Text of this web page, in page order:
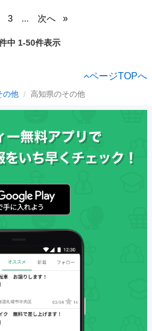
3 ... 次へ
中 1-50件表示
ページTOPへ
の他 高知県のその他